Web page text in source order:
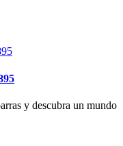
y descubra un mundo